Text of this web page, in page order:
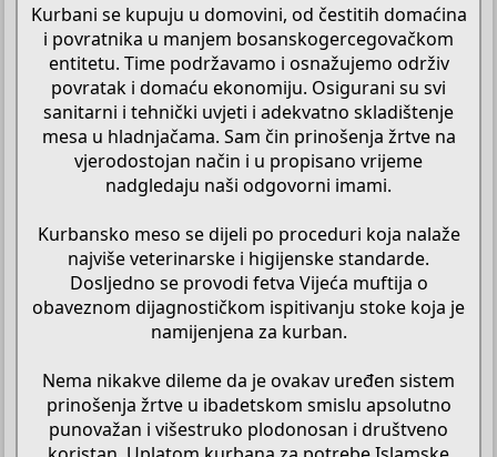
Kurbani se kupuju u domovini, od čestitih domaćina
i povratnika u manjem bosanskogercegovačkom
entitetu. Time podržavamo i osnažujemo održiv
povratak i domaću ekonomiju. Osigurani su svi
sanitarni i tehnički uvjeti i adekvatno skladištenje
mesa u hladnjačama. Sam čin prinošenja žrtve na
vjerodostojan način i u propisano vrijeme
nadgledaju naši odgovorni imami.
Kurbansko meso se dijeli po proceduri koja nalaže
najviše veterinarske i higijenske standarde.
Dosljedno se provodi fetva Vijeća muftija o
obaveznom dijagnostičkom ispitivanju stoke koja je
namijenjena za kurban.
Nema nikakve dileme da je ovakav uređen sistem
prinošenja žrtve u ibadetskom smislu apsolutno
punovažan i višestruko plodonosan i društveno